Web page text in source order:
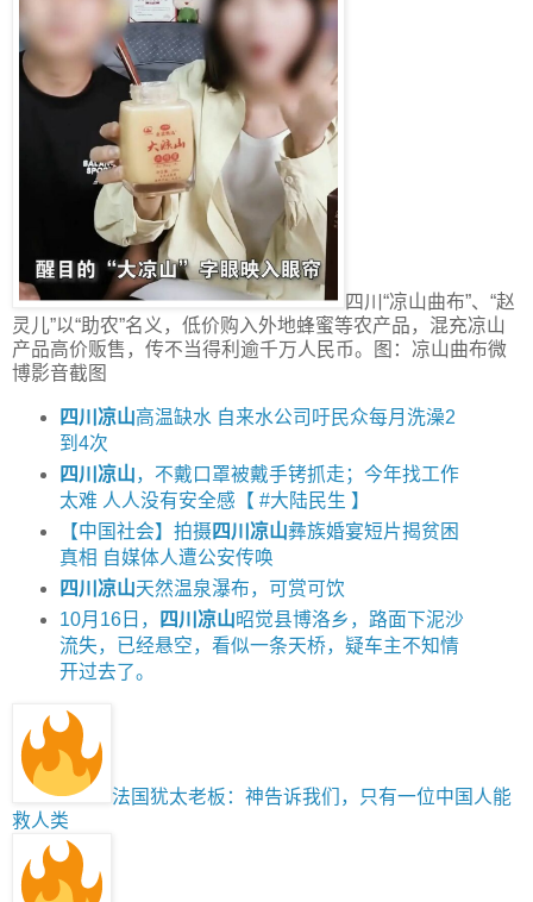
四川“凉山曲布”、“赵
灵儿”以“助农”名义，低价购入外地蜂蜜等农产品，混充凉山
产品高价贩售，传不当得利逾千万人民币。图：凉山曲布微
博影音截图
四川凉山高温缺水 自来水公司吁民众每月洗澡2
到4次
四川凉山，不戴口罩被戴手铐抓走；今年找工作
太难 人人没有安全感【 #大陆民生 】
【中国社会】拍摄 四川凉山彝族婚宴短片揭贫困
真相 自媒体人遭公安传唤
四川凉山天然温泉瀑布，可赏可饮
10月16日，
四川凉山昭觉县博洛乡，路面下泥沙
流失，已经悬空，看似一条天桥，疑车主不知情
开过去了。
法国犹太老板：神告诉我们，只有一位中国人能
救人类